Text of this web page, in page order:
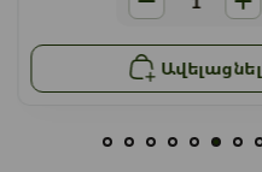
Ավելացնել